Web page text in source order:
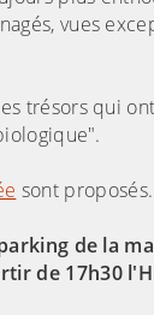
vues
trésors qui
sont proposés.
de la
de 17h30